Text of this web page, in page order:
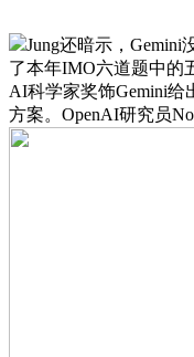
Jung还暗示，Gemini
了本年IMO六道题中的
AI科学家奖饰Gemini给
方案。OpenAI研究员